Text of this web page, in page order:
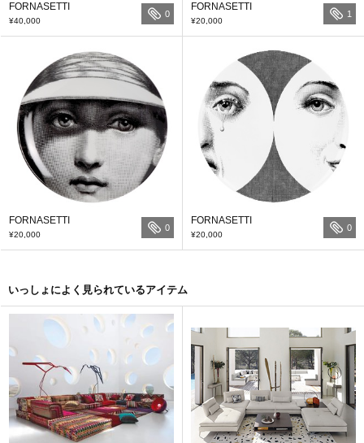
FORNASETTI
¥40,000
0
FORNASETTI
¥20,000
1
FORNASETTI
¥20,000
0
FORNASETTI
¥20,000
0
いっしょによく見られているアイテム